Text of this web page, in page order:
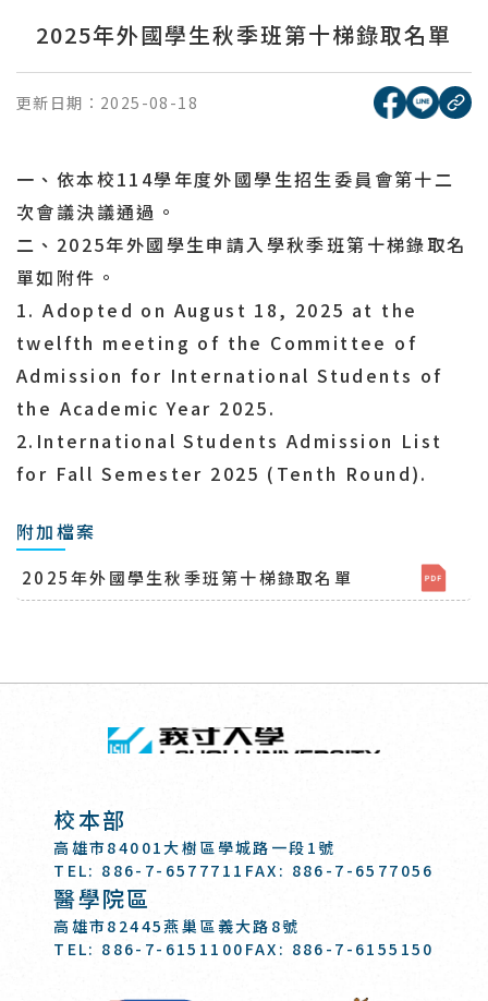
2025年外國學生秋季班第十梯錄取名單
更新日期： 2025-08-18 [另開新
[另開
複
一、依本校114學年度外國學生招生委員會第十二
次會議決議通過。
二、2025年外國學生申請入學秋季班第十梯錄取名
單如附件。
1. Adopted on August 18, 2025 at the
twelfth meeting of the Committee of
Admission for International Students of
the Academic Year 2025.
2.International Students Admission List
for Fall Semester 2025 (Ten th Round).
附加檔案
2025年外國學生秋季班第十梯錄取名單
回頂端
校本部
高雄市84001大樹區學城路一段1號
TEL: 886-7-6577711 FAX: 886-7-6577056
醫學院區
高雄市82445燕巢區義大路8號
TEL: 886-7-6151100 FAX: 886-7-6155150